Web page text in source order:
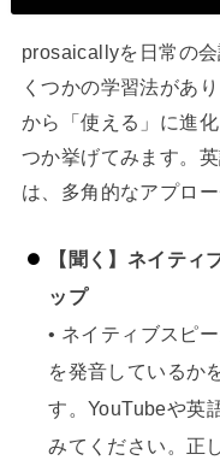
prosaicallyを日常の
くつかの学習法があ
から「使える」に進
つか挙げてみます。
は、多角的なアプロー
【聞く】ネイティ
ップ
• ネイティブスピ
を発音しているか
す。YouTubeや英
みてください。正